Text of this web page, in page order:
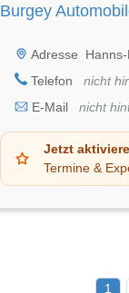
Burgey
Adresse
Telefon
nicht
E-Mail
nicht
Jetzt
Termine &
1